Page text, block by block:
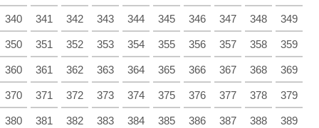
340 341 342 343 344 345 346 347 348 349
350 351 352 353 354 355 356 357 358 359
360 361 362 363 364 365 366 367 368 369
370 371 372 373 374 375 376 377 378 379
380 381 382 383 384 385 386 387 388 389